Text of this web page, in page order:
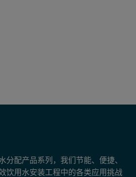
分配产品系列，我们节能、便捷、
饮用水安装工程中的各类应用挑战